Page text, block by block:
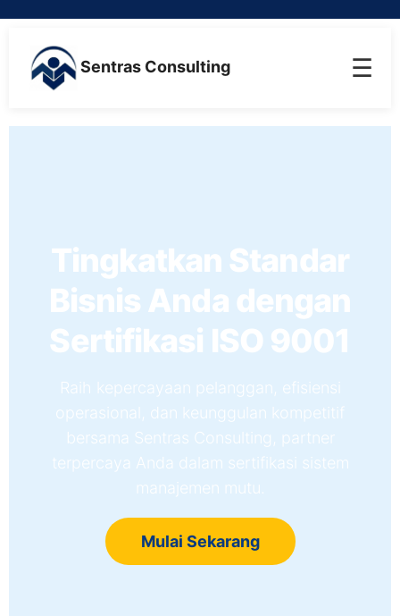
Sentras Consulting ☰
Tingkatkan Standar
Bisnis Anda dengan
Sertifikasi ISO 9001
Raih kepercayaan pelanggan, efisiensi
operasional, dan keunggulan kompetitif
bersama Sentras Consulting, partner
terpercaya Anda dalam sertifikasi sistem
manajemen mutu.
Mulai Sekarang